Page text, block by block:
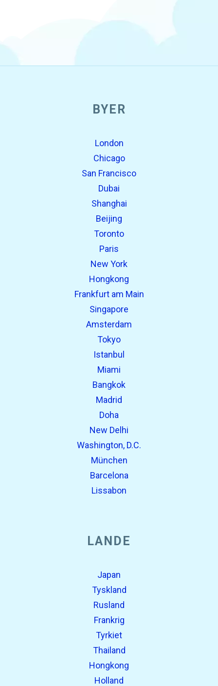
BYER
London
Chicago
San Francisco
Dubai
Shanghai
Beijing
Toronto
Paris
New York
Hongkong
Frankfurt am Main
Singapore
Amsterdam
Tokyo
Istanbul
Miami
Bangkok
Madrid
Doha
New Delhi
Washington, D.C.
München
Barcelona
Lissabon
LANDE
Japan
Tyskland
Rusland
Frankrig
Tyrkiet
Thailand
Hongkong
Holland